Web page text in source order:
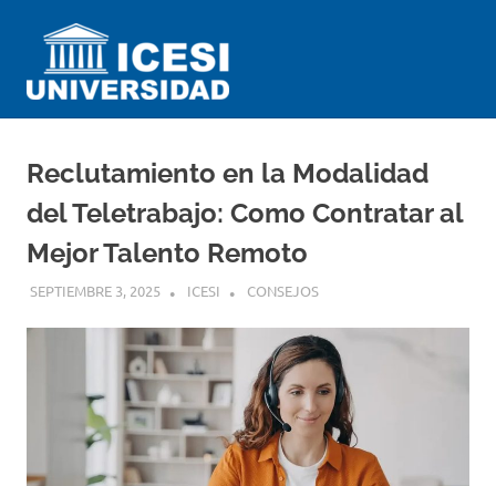
contenido
el
Perú
Reclutamiento en la Modalidad
del Teletrabajo: Como Contratar al
Mejor Talento Remoto
SEPTIEMBRE 3, 2025 ICESI CONSEJOS